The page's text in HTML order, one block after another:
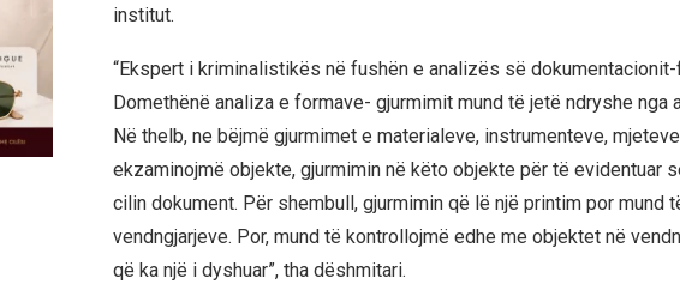
institut.
“Ekspert i kriminalistikës në fushën e analizës së
Domethënë analiza e formave- gjurmimit mund të jetë ndryshe nga
Në thelb, ne bëjmë gjurmimet e materialeve, instrumenteve,
ekzaminojmë objekte, gjurmimin në këto objekte për të evidentuar
cilin dokument. Për shembull, gjurmimin që lë një printim por mund
vendngjarjeve. Por, mund të kontrollojmë edhe me objektet në
që ka një i dyshuar”, tha dëshmitari.